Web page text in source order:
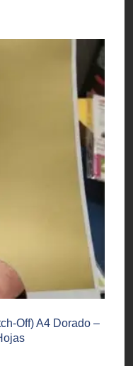
Off) A4 Dorado –